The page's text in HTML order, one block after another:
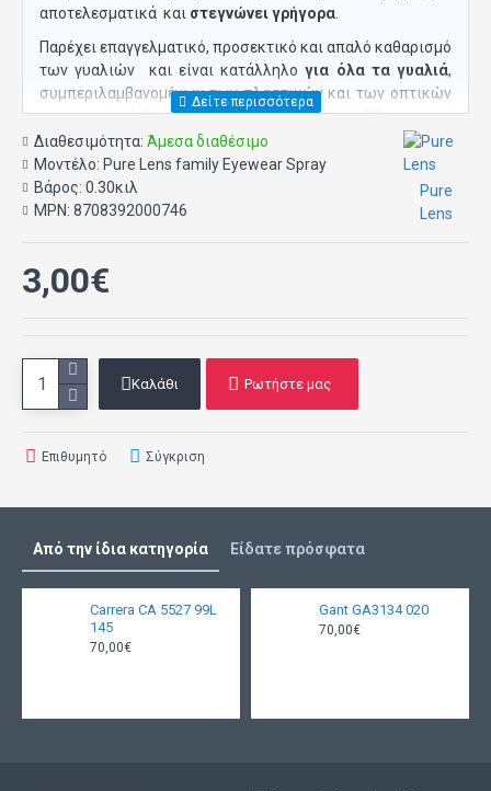
αποτελεσματικά και στεγνώνει γρήγορα
Παρέχει επαγγελματικό, προσεκτικό και απαλό καθαρισμό
των γυαλιών και είναι κατάλληλο για όλα τα γυαλιά,
συμπεριλαμβανομένων των πλαστικών και των οπτικών
επιφανειών (οθόνες LCD, smartphone, tablet PC, φορητοί
υπολογιστές, κινητά τηλέφωνα).
Διαθεσιμότητα: Άμεσα διαθέσιμο
Μοντέλο: Pure Lens family Eyewear Spray
Βάρος: 0.30κιλ
MPN: 8708392000746
Pure
Lens
3,00€
Καλάθι Ρωτήστε μας
Επιθυμητό Σύγκριση
Από την ίδια κατηγορία Είδατε πρόσφατα
Carrera CA 5527 99L
145
70,00€
Gant GA3134 020
70,00€